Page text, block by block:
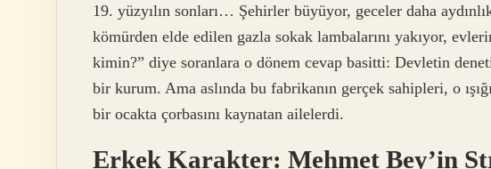
19. yüzyılın sonları… Şehirler büyüyor, geceler daha
kömürden elde edilen gazla sokak lambalarını yakıyor,
kimin?” diye soranlara o dönem cevap basitti: Devletin
bir kurum. Ama aslında bu fabrikanın gerçek sahipleri, o
bir ocakta çorbasını kaynatan ailelerdi.
Erkek Karakter: Mehmet Bey’in